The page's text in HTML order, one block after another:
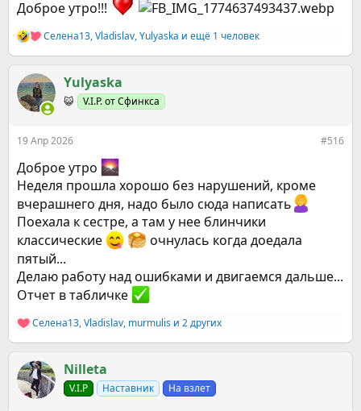
Доброе утро!!!
Р
е
к
ц
и
Селена13,Vladislav,Yulyaska и ещё 1 человек
Yulyaska
😺 V.I.P. от Сфинкса
19 Апр 2026 #516
Доброе утро
Неделя прошла хорошо без нарушений, кроме
вчерашнего дня, надо было сюда написать
Поехала к сестре, а там у нее блинчики
классические
очнулась когда доедала
пятый...
Делаю работу над ошибками и двигаемся дальше...
Отчет в табличке
Р
е
к
ц
и
Селена13,Vladislav, murmulis и 2 других
Nilleta
V.I.P Наставник На взлет